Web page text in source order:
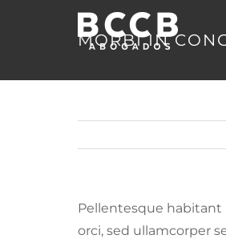
MORBI IN
Pellentesque habitant
orci, sed ullamcorper